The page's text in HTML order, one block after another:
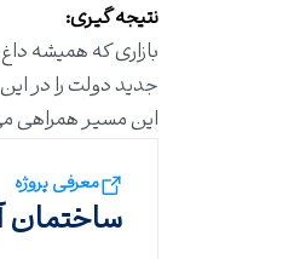
نتیجه گیری:
جدید دولت را در
این مسیر همراهی
معرفی پروژه
ساختمان